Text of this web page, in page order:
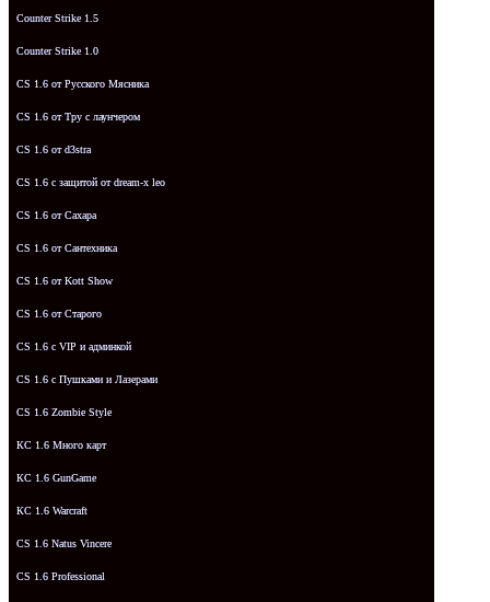
Counter Strike 1.5
Counter Strike 1.0
CS 1.6 от Русского Мясника
CS 1.6 от Tpy с лаунчером
CS 1.6 от d3stra
CS 1.6 с защитой от dream-x leo
CS 1.6 от Сахара
CS 1.6 от Сантехника
CS 1.6 от Kott Show
CS 1.6 от Старого
CS 1.6 с VIP и админкой
CS 1.6 с Пушками и Лазерами
CS 1.6 Zombie Style
КС 1.6 Много карт
КС 1.6 GunGame
КС 1.6 Warcraft
CS 1.6 Natus Vincere
CS 1.6 Professional